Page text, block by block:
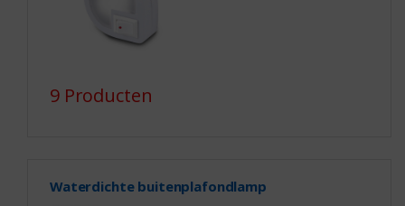
9 Producten
Waterdichte buitenplafondlamp